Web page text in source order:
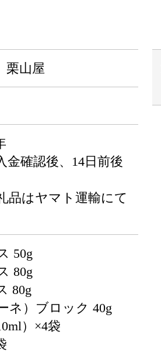
山屋
金確認後、14日前後
品はヤマト運輸にて
50g
80g
80g
ネ）ブロック 40g
）×4袋